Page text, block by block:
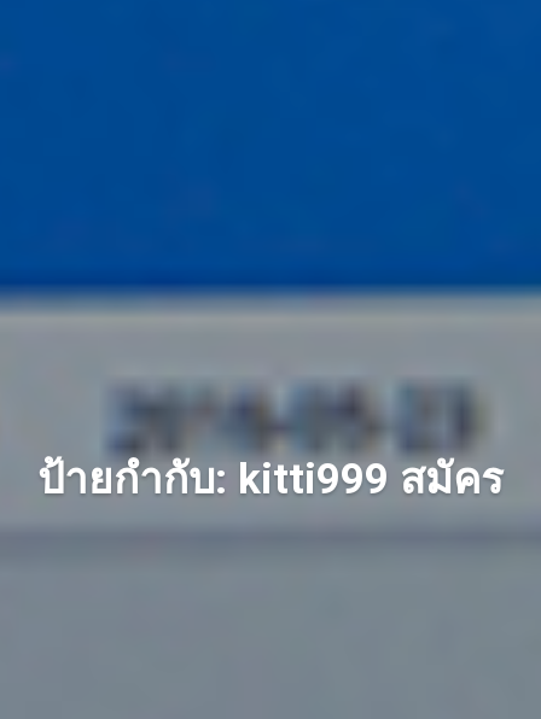
ป้ายกำกับ: kitti999 สมัคร